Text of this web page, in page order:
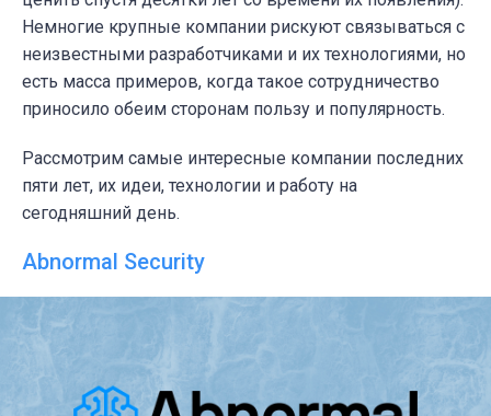
Немногие крупные компании рискуют связываться с
неизвестными разработчиками и их технологиями, но
есть масса примеров, когда такое сотрудничество
приносило обеим сторонам пользу и популярность.
Рассмотрим самые интересные компании последних
пяти лет, их идеи, технологии и работу на
сегодняшний день.
Abnormal Security